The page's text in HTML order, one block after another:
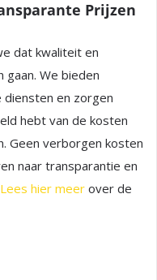
Prijzen
dat kwaliteit en
gaan. We bieden
en zorgen
hebt van de kosten
Geen verborgen kosten
naar transparantie en
Lees hier meer over de